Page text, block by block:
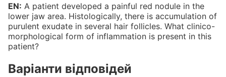
EN: A patient developed a painful red nodule in the
lower jaw area. Histologically, there is accumulation of
purulent exudate in several hair follicles. What clinico-
morphological form of inflammation is present in this
patient?
Варіанти відповідей